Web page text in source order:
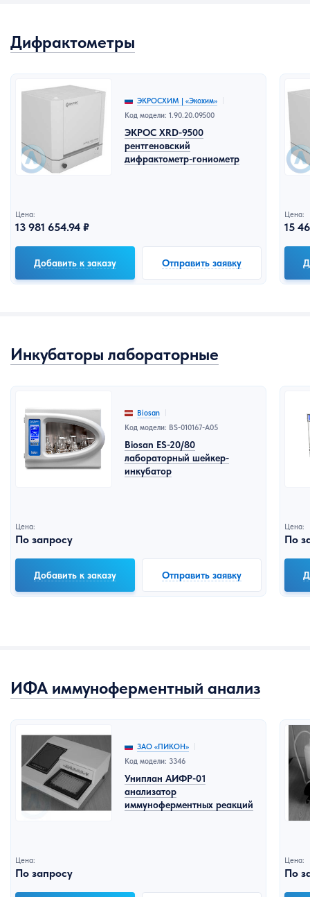
Дифрактометры
ЭКРОСХИМ | «Экохим»
Код модели: 1.90.20.09500
ЭКРОС XRD-9500
рентгеновский
дифрактометр-гониометр
Цена:
13 981 654.94 ₽
Добавить к заказу Отправить заявку
Цена:
15
Инкубаторы лабораторные
Biosan
Код модели: BS-010167-A05
Biosan ES-20/80
лабораторный шейкер-
инкубатор
Цена:
По запросу
Добавить к заказу Отправить заявку
Цена:
По
ИФА иммуноферментный анализ
ЗАО «ПИКОН»
Код модели: 3346
Униплан АИФР-01
анализатор
иммуноферментных реакций
Цена:
По запросу
Цена:
По